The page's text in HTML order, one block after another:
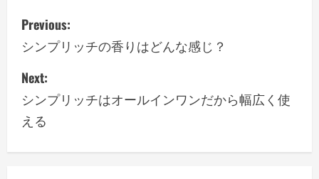
P
o
s
t
n
Previous:
シンプリッチの香りはどんな感じ？
Next:
シンプリッチはオールインワンだから幅広く使
える